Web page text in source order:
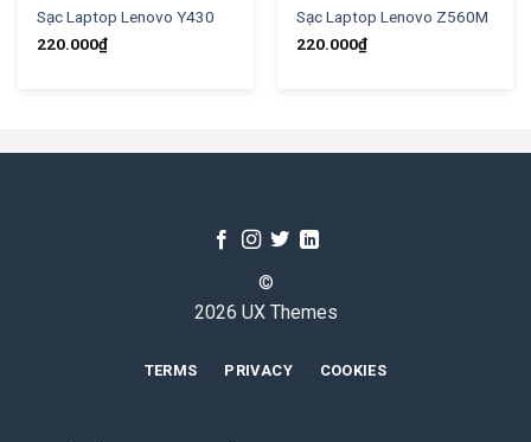
Sạc Laptop Lenovo Y430
220.000₫
Sạc Laptop Lenovo Z560M
220.000₫
©
2026 UX Themes
TERMS PRIVACY COOKIES